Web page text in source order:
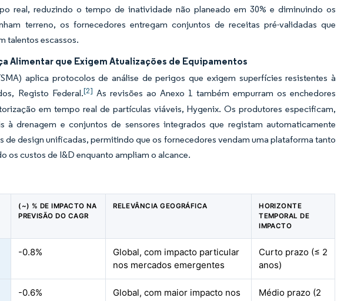
real, reduzindo o tempo de inatividade não planeado em 30% e diminuindo os
terreno, os fornecedores entregam conjuntos de receitas pré-validadas que
talentos escassos.
Alimentar que Exigem Atualizações de Equipamentos
aplica protocolos de análise de perigos que exigem superfícies resistentes à
Registo Federal.[2] As revisões ao Anexo 1 também empurram os enchedores
em tempo real de partículas viáveis, Hygenix. Os produtores especificam,
à drenagem e conjuntos de sensores integrados que registam automaticamente
de design unificadas, permitindo que os fornecedores vendam uma plataforma tanto
os custos de I&D enquanto ampliam o alcance.
(~) % DE IMPACTO NA
PREVISÃO DO CAGR
RELEVÂNCIA GEOGRÁFICA
HORIZONTE
TEMPORAL DE
IMPACTO
-0.8%
Global, com impacto particular
nos mercados emergentes
Curto prazo (≤ 2
anos)
-0.6%
Global, com maior impacto nos
Médio prazo (2